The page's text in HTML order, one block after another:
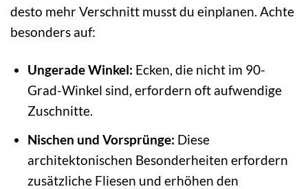
desto mehr Verschnitt musst du einplanen. Achte
besonders auf:
Ungerade Winkel: Ecken, die nicht im 90-
Grad-Winkel sind, erfordern oft aufwendige
Zuschnitte.
Nischen und Vorsprünge: Diese
architektonischen Besonderheiten erfordern
zusätzliche Fliesen und erhöhen den